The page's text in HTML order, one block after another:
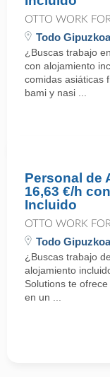
OTTO WORK
Todo Gipuzkoa
¿Buscas trabajo
con alojamiento
comidas asiáticas
bami y nasi ...
Personal de
16,63 €/h
Incluido
OTTO WORK
Todo Gipuzkoa
¿Buscas trabajo
alojamiento
Solutions te
en un ...